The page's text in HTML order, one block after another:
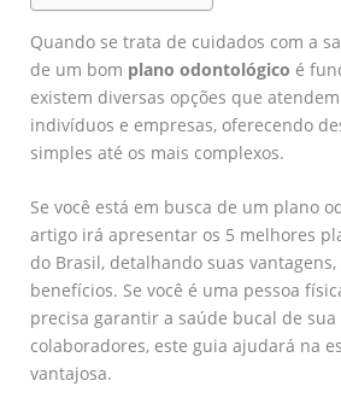
Quando se trata de cuidados com a
de um bom plano odontológico é
existem diversas opções que
indivíduos e empresas, oferecendo
simples até os mais complexos.
Se você está em busca de um plano
artigo irá apresentar os 5 melhores
do Brasil, detalhando suas
benefícios. Se você é uma pessoa
precisa garantir a saúde bucal de
colaboradores, este guia ajudará na
vantajosa.